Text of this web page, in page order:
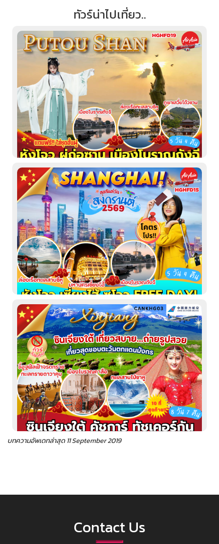
ทัวร์น่าไปเที่ยว..
บทความอัพเดทล่าสุด 11 September 2019
Contact Us